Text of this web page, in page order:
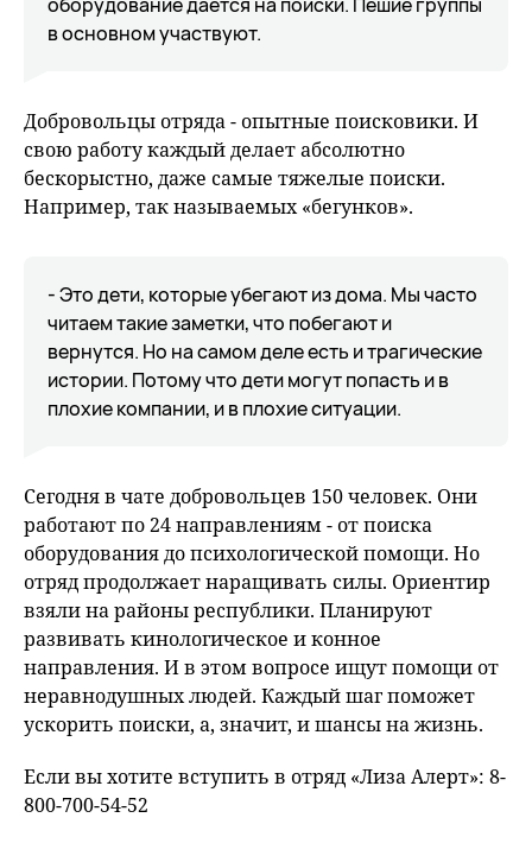
в основном участвуют.
Добровольцы отряда - опытные поисковики. И
свою работу каждый делает абсолютно
бескорыстно, даже самые тяжелые поиски.
Например, так называемых «бегунков».
- Это дети, которые убегают из дома. Мы часто
читаем такие заметки, что побегают и
вернутся. Но на самом деле есть и трагические
истории. Потому что дети могут попасть и в
плохие компании, и в плохие ситуации.
Сегодня в чате добровольцев 150 человек. Они
работают по 24 направлениям - от поиска
оборудования до психологической помощи. Но
отряд продолжает наращивать силы. Ориентир
взяли на районы республики. Планируют
развивать кинологическое и конное
направления. И в этом вопросе ищут помощи от
неравнодушных людей. Каждый шаг поможет
ускорить поиски, а, значит, и шансы на жизнь.
Если вы хотите вступить в отряд «Лиза Алерт»: 8-
800-700-54-52